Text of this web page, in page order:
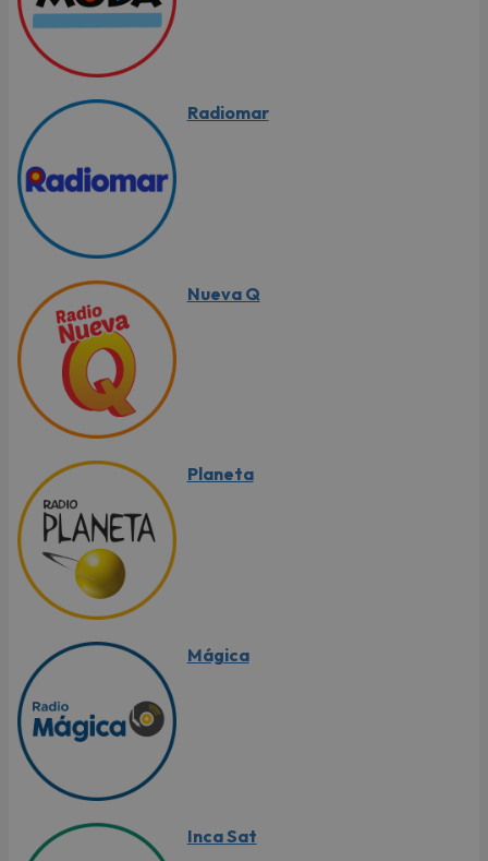
Radiomar
Nueva Q
Planeta
Mágica
Inca Sat